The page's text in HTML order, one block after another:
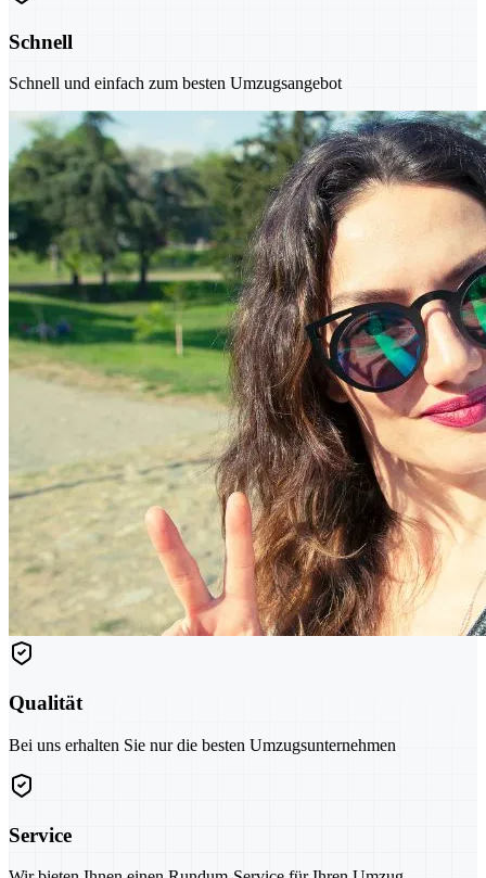
Schnell
Schnell und einfach zum besten Umzugsangebot
Qualität
Bei uns erhalten Sie nur die besten Umzugsunternehmen
Service